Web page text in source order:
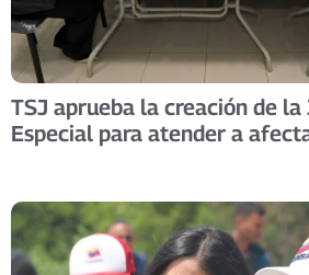
TSJ aprueba la creación de
Especial para atender a